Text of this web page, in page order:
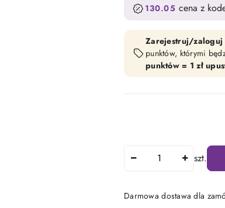
130.05 cena z
Zarejestruj/zaloguj
punktów, którymi
punktów = 1 zł
szt.
Darmowa dostawa dla